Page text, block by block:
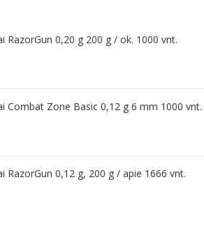
RazorGun 0,20 g 200 g / ok. 1000 vnt.
Combat Zone Basic 0,12 g 6 mm 1000 vnt.
RazorGun 0,12 g, 200 g / apie 1666 vnt.